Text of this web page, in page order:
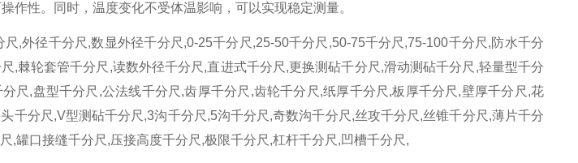
作性。同时，温度变化不受体温影响，可以实现稳定测量。
,外径千分尺,数显外径千分尺,0-25千分尺,25-50千分尺,50-75千分尺,75-100千分尺,防水千分
,棘轮套管千分尺,读数外径千分尺,直进式千分尺,更换测砧千分尺,滑动测砧千分尺,轻量型千分
尺,盘型千分尺,公法线千分尺,齿厚千分尺,齿轮千分尺,纸厚千分尺,板厚千分尺,壁厚千分尺,花
千分尺,V型测砧千分尺,3沟千分尺,5沟千分尺,奇数沟千分尺,丝攻千分尺,丝锥千分尺,薄片千分
,罐口接缝千分尺,压接高度千分尺,极限千分尺,杠杆千分尺,凹槽千分尺,